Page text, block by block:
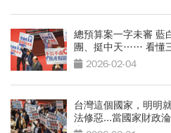
總預算案一字未審 藍
團、挺中天…… 看懂
2026-02-04
台灣這個國家，明明
法修惡...當國家財政
麼代價？